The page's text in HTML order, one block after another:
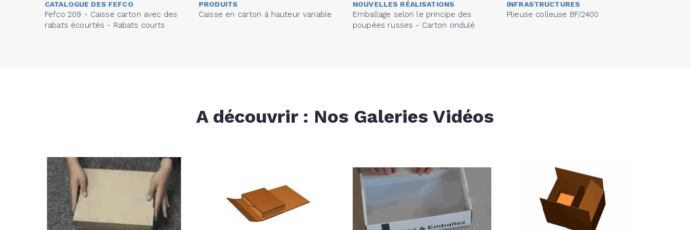
CATALOGUE DES FEFCO
Fefco 209 - Caisse carton avec des
rabats écourtés - Rabats courts
PRODUITS
Caisse en carton à hauteur variable
NOUVELLES RÉALISATIONS
Emballage selon le principe des
poupées russes - Carton ondulé
INFRASTRUCTURES
Plieuse colleuse BF/2400
A découvrir : Nos Galeries Vidéos